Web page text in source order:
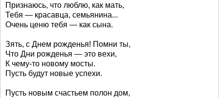
Признаюсь, что люблю, как мать,
Тебя — красавца, семьянина...
Очень ценю тебя — как сына.
Зять, с Днем рожденья! Помни ты,
Что Дни рожденья — это вехи,
К чему-то новому мосты.
Пусть будут новые успехи.
Пусть новым счастьем полон дом,